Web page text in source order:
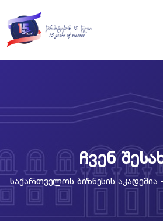
ჩვენ
Საქართველოს Ბიზნესის Აკადემია